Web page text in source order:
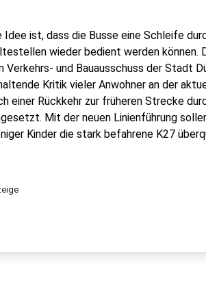
Idee ist, dass die Busse eine Schleife
wieder bedient werden
Verkehrs- und Bauausschuss der Stadt
Kritik vieler Anwohner an der
einer Rückkehr zur früheren Strecke
Mit der neuen Linienführung
Kinder die stark befahrene K27